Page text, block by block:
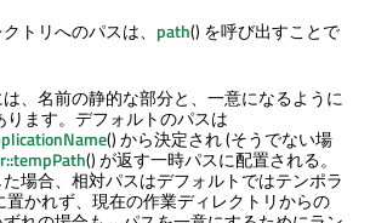
トリへのパスは、 path() を呼び出すことで
、名前の静的な部分と、一意になるように
ます。デフォルトのパスは
() から決定され (そうでない場
() が返す一時パスに配置される。
場合、相対パスはデフォルトではテンポラ
置かれず、現在の作業ディレクトリからの